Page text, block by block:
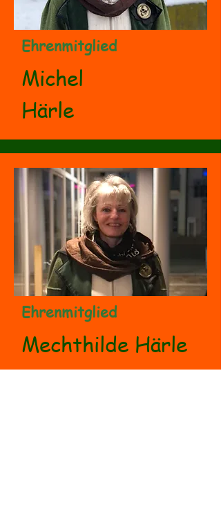
Ehrenmitglied
Michel
Härle
Ehrenmitglied
Mechthilde Härle